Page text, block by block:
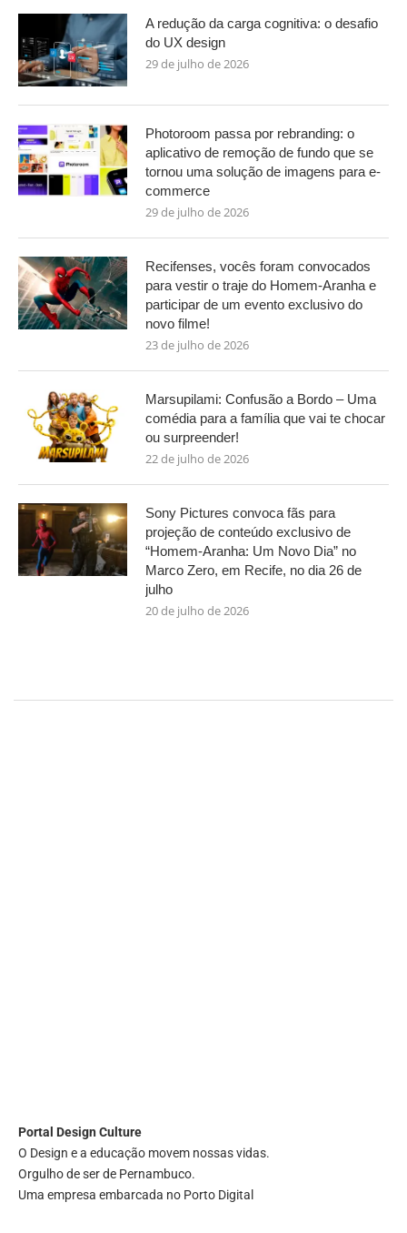
A redução da carga cognitiva: o desafio
do UX design
29 de julho de 2026
Photoroom passa por rebranding: o
aplicativo de remoção de fundo que se
tornou uma solução de imagens para e-
commerce
29 de julho de 2026
Recifenses, vocês foram convocados
para vestir o traje do Homem-Aranha e
participar de um evento exclusivo do
novo filme!
23 de julho de 2026
Marsupilami: Confusão a Bordo – Uma
comédia para a família que vai te chocar
ou surpreender!
22 de julho de 2026
Sony Pictures convoca fãs para
projeção de conteúdo exclusivo de
“Homem-Aranha: Um Novo Dia” no
Marco Zero, em Recife, no dia 26 de
julho
20 de julho de 2026
Portal Design Culture
O Design e a educação movem nossas vidas.
Orgulho de ser de Pernambuco.
Uma empresa embarcada no Porto Digital